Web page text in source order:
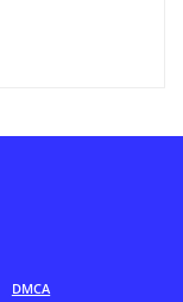
DMCA